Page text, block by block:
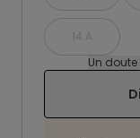
14 A
Un